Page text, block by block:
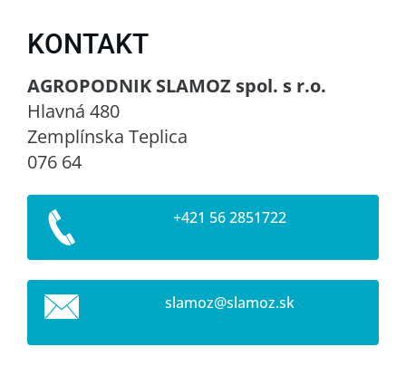
KONTAKT
AGROPODNIK SLAMOZ spol. s r.o.
Hlavná 480
Zemplínska Teplica
076 64
+421 56 2851722
slamoz@slamoz.sk